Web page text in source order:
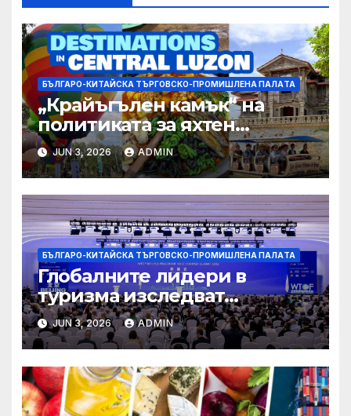
БЪЛГАРО-КИТАЙСКА ТЪРГОВСКО-ПРОМИШЛЕНА ПАЛAТА
„Крайъгълен камък“ на
политиката за яхтен
туризъм на GBA
JUN 3, 2026 ADMIN
БЪЛГАРО-КИТАЙСКА ТЪРГОВСКО-ПРОМИШЛЕНА ПАЛAТА
Глобалните лидери в
туризма изследват
бъдещето на пътуването,
управлявано от AI
JUN 3, 2026 ADMIN